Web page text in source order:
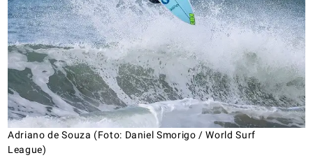
Adriano de Souza (Foto: Daniel Smorigo / World Surf
League)